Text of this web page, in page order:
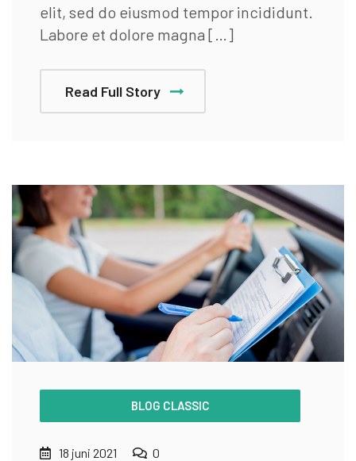
elit, sed do eiusmod tempor incididunt.
Labore et dolore magna […]
Read Full Story
BLOG CLASSIC
18 juni 2021 0